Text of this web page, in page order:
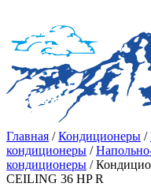
Главная /Кондиционеры /
кондиционеры /
кондиционеры /
CEILING 36 HP R